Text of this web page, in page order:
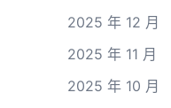
2025 年 12 月
2025 年 11 月
2025 年 10 月